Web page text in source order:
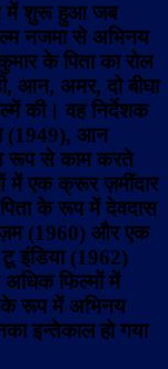
में शुरू हुआ जब
नजमा से अभिनय
के पिता का रोल
आन, अमर, दो बीघा
की। वह निर्देशक
(1949), आन
रूप से काम करते
में एक क्रूर ज़मींदार
के रूप में देवदास
(1960) और एक
टू इंडिया (1962)
फिल्मों में
के रूप में अभिनय
इन्तेकाल हो गया